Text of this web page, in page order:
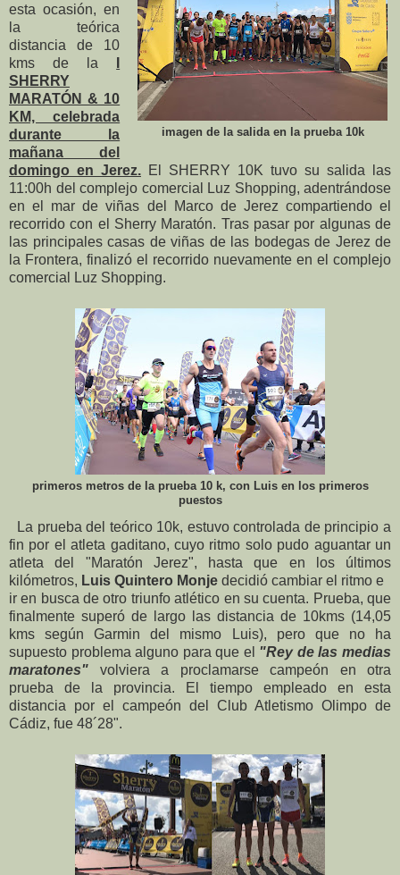
imagen de la salida en la prueba 10k
esta ocasión, en
la teórica
distancia de 10
kms de la
SHERRY
MARATÓN & 10
KM, celebrada
durante la
mañana del
domingo en Jerez. El SHERRY 10K tuvo su salida las
11:00h del complejo comercial Luz Shopping, adentrándose
en el mar de viñas del Marco de Jerez compartiendo el
recorrido con el Sherry Maratón. Tras pasar por algunas de
las principales casas de viñas de las bodegas de Jerez de
la Frontera, finalizó el recorrido nuevamente en el complejo
comercial Luz Shopping.
primeros metros de la prueba 10 k, con Luis en los primeros
puestos
La prueba del teórico 10k, estuvo controlada de principio a
fin por el atleta gaditano, cuyo ritmo solo pudo aguantar un
atleta del "Maratón Jerez", hasta que en los últimos
kilómetros, Luis Quintero Monje decidió cambiar el ritmo e
ir en busca de otro triunfo atlético en su cuenta. Prueba, que
finalmente superó de largo las distancia de 10kms (14,05
kms según Garmin del mismo Luis), pero que no ha
supuesto problema alguno para que el "Rey de las medias
maratones" volviera a proclamarse campeón en otra
prueba de la provincia. El tiempo empleado en esta
distancia por el campeón del Club Atletismo Olimpo de
Cádiz, fue 48´28".